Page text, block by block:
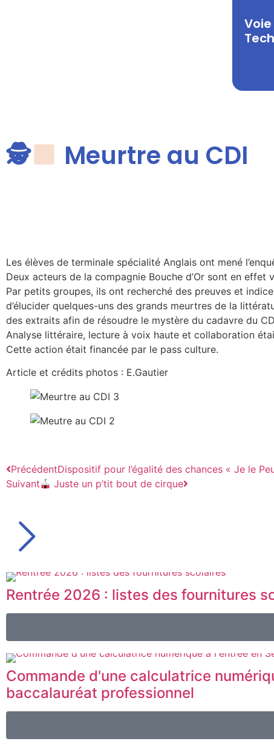
🕵 Meurtre au CDI
Les élèves de terminale spécialité Anglais ont mené
Deux acteurs de la compagnie Bouche d’Or sont en
Par petits groupes, ils ont recherché des preuves et
d’élucider quelques-uns des grands meurtres de la
des extraits afin de résoudre le mystère du cadavre du
Analyse littéraire, lecture à voix haute et collaboration
Cette action était financée par le pass culture.
Article et crédits photos : E.Gautier
PrécédentDispositif pour l’égalité des chances « Je le
Suivant
Juste un p’tit bout de cirque
Rentrée 2026 : listes des fournitures
Commande d'une calculatrice
baccalauréat professionnel